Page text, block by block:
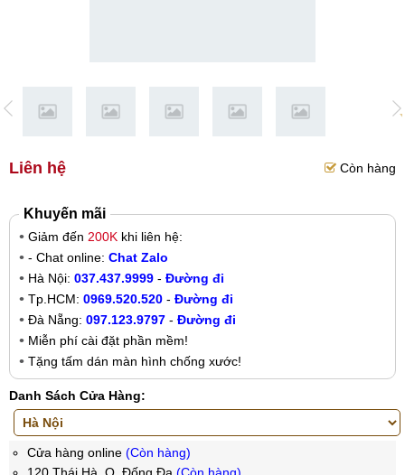
Liên hệ Còn hàng
Khuyến mãi
Giảm đến 200K khi liên hệ:
- Chat online: Chat Zalo
Hà Nội: 037.437.9999 - Đường đi
Tp.HCM: 0969.520.520 - Đường đi
Đà Nẵng: 097.123.9797 - Đường đi
Miễn phí cài đặt phần mềm!
Tặng tấm dán màn hình chống xước!
Danh Sách Cửa Hàng:
Cửa hàng online (Còn hàng)